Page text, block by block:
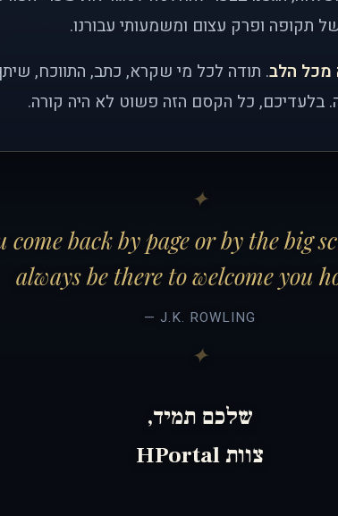
תקופה ופרק עצום ומשמעותי עבורנו.
מכל הלב. תודה לכל מי שקרא, כתב, התווכח,
בלעדיכם, כל הקסם הזה פשוט לא היה קורה.
come back by page or by the big
always be there to welcome you
— J.K. ROWLING
שלכם תמיד,
צוות HPortal